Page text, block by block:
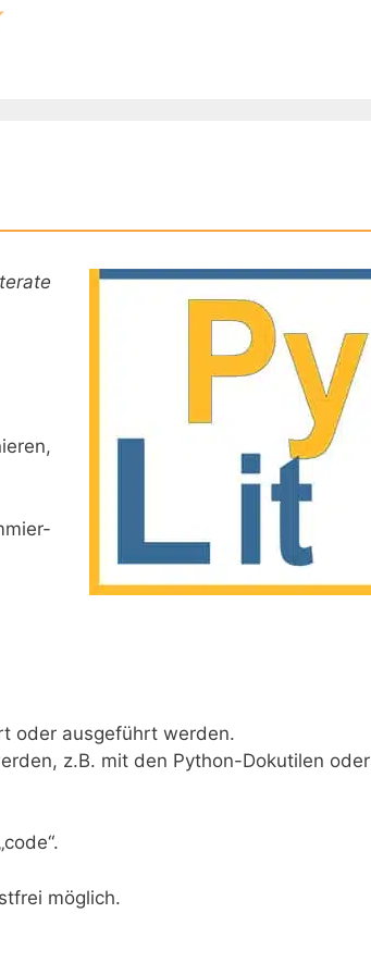
oder ausgeführt werden.
z.B. mit den Python-Dokutilen oder
möglich.